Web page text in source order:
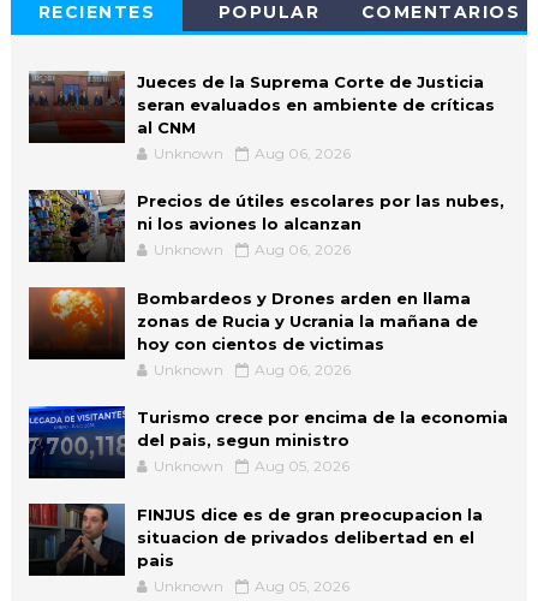
RECIENTES POPULAR COMENTARIOS
Jueces de la Suprema Corte de Justicia
seran evaluados en ambiente de críticas
al CNM
Unknown Aug 06, 2026
Precios de útiles escolares por las nubes,
ni los aviones lo alcanzan
Unknown Aug 06, 2026
Bombardeos y Drones arden en llama
zonas de Rucia y Ucrania la mañana de
hoy con cientos de victimas
Unknown Aug 06, 2026
Turismo crece por encima de la economia
del pais, segun ministro
Unknown Aug 05, 2026
FINJUS dice es de gran preocupacion la
situacion de privados delibertad en el
pais
Unknown Aug 05, 2026